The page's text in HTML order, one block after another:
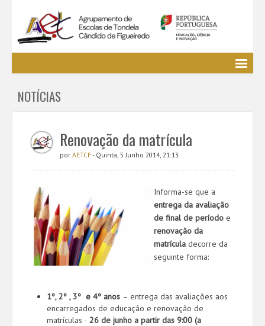
EE / Alunos
Cursos Profissionais
Bibliotecas
Media AETCF
Utilizador não identificado. (
NOTÍCIAS
Renovação da matrícula
por AETCF- Quinta, 5 Junho 2014, 21:13
Informa-se que a
entrega da avaliação
de final de período e
renovação da
matrícula decorre da
seguinte forma:
1º, 2º , 3º e 4º anos – entrega das avaliações aos
encarregados de educação e renovação de
matrículas - 26 de junho a partir das 9:00 (a